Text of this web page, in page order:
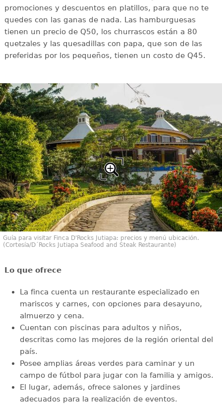
promociones y descuentos en platillos, para que no te
quedes con las ganas de nada. Las hamburguesas
tienen un precio de Q50, los churrascos están a 80
quetzales y las quesadillas con papa, que son de las
preferidas por los pequeños, tienen un costo de Q45.
Guía para visitar Finca D'Rocks Jutiapa: precios y menú ubicación.
(Cortesía/D´Rocks Jutiapa Seafood and Steak Restaurante)
Lo que ofrece
La finca cuenta un restaurante especializado en
mariscos y carnes, con opciones para desayuno,
almuerzo y cena.
Cuentan con piscinas para adultos y niños,
descritas como las mejores de la región oriental del
país.
Posee amplias áreas verdes para caminar y un
campo de fútbol para jugar con la familia y amigos.
El lugar, además, ofrece salones y jardines
adecuados para la realización de eventos.